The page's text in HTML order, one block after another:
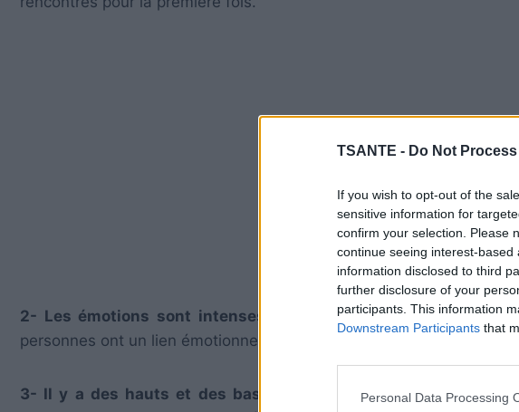
TSANTE - Do Not
If you wish to opt-out of the
sensitive information for
confirm your selection. Please
continue seeing interest-
information disclosed to third
further disclosure of your
participants. This information
Downstream Participants that
Personal Data Processing
2- Les émotions sont intenses :
Dans une relation karmique,
personnes ont un lien émotionnel puissant qui peut être difficile à
3- Il y a des hauts et des bas :
Dans une relation karmique,